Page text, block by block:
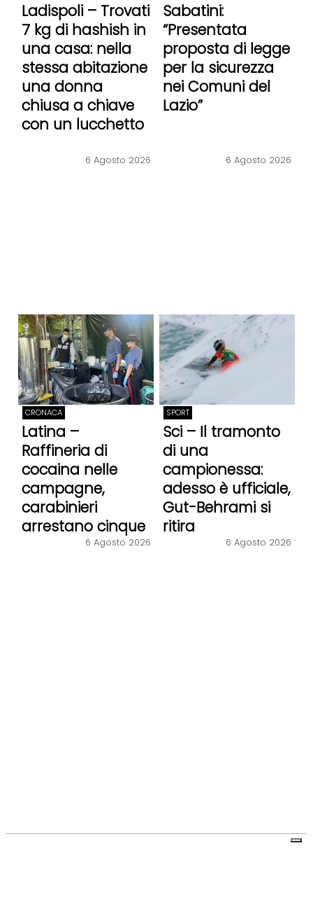
Ladispoli – Trovati
7 kg di hashish in
una casa: nella
stessa abitazione
una donna
chiusa a chiave
con un lucchetto
6 Agosto 2026
Sabatini:
“Presentata
proposta di legge
per la sicurezza
nei Comuni del
Lazio”
6 Agosto 2026
CRONACA
Latina –
Raffineria di
cocaina nelle
campagne,
carabinieri
arrestano cinque
6 Agosto 2026
SPORT
Sci – Il tramonto
di una
campionessa:
adesso è ufficiale,
Gut-Behrami si
ritira
6 Agosto 2026